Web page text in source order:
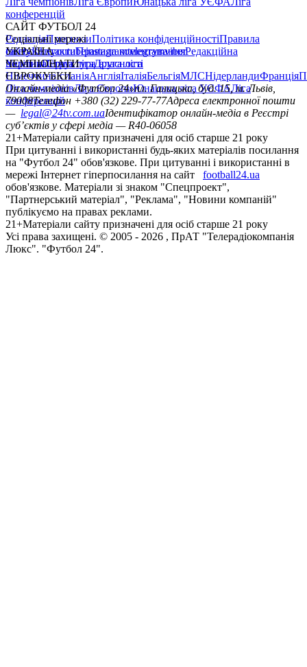
конференцій
САЙТ ФУТБОЛ 24
РедакціяПрогнозиПолітика конфіденційностіПравила
сайтуКонтактиПравила коментуванняРедакційна
політикаСтруктура власності
Соціальні мережі
facebookxyoutubeinstagramtelegramviber
УКРАЇНА
УкраїнаПерша лігаДруга ліга
ЧЕМПІОНАТИ
НімеччинаІспаніяАнгліяІталіяБельгіяМЛСНідерландиФранція
ЄВРОКУБКИ
Ліга чемпіонівЛіга ЄвропиЮнацька ліга УЄФАЛіга
конференцій
Онлайн-медіа «Футбол 24»пл. Галицька, буд. 15, м. Львів,
79008Телефон +380 (32) 229-77-77Адреса електронної пошти
— legal@24tv.com.uaІдентифікатор онлайн-медіа в Реєстрі
суб’єктів у сфері медіа — R40-06058
21+Матеріали сайту призначені для осіб старше 21 року
При цитуванні і використанні будь-яких матеріалів посилання
на "Футбол 24" обов'язкове. При цитуванні і використанні в
мережі Інтернет гіперпосилання на сайт
football24.ua
обов'язкове. Матеріали зі знаком "Спецпроект",
"Партнерський матеріал", "Реклама", "Новини компаній"
публікуємо на правах реклами.
21+Матеріали сайту призначені для осіб старше 21 року
Усi права захищенi. © 2005 - 2026 , ПрАТ "Телерадіокомпанія
Люкс". "Футбол 24".